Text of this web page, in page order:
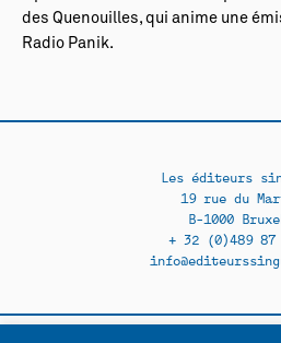
des Quenouilles, qui anime une
Radio Panik.
Les éditeurs
19 rue du
B-1000
+ 32 (0)489 87